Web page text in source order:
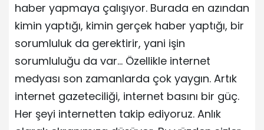
haber yapmaya çalışıyor. Burada en azından
kimin yaptığı, kimin gerçek haber yaptığı, bir
sorumluluk da gerektirir, yani işin
sorumluluğu da var… Özellikle internet
medyası son zamanlarda çok yaygın. Artık
internet gazeteciliği, internet basını bir güç.
Her şeyi internetten takip ediyoruz. Anlık